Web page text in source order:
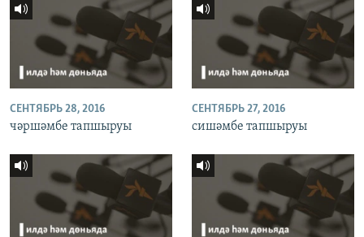
СЕНТЯБРЬ 28, 2016
чәршәмбе тапшыруы
СЕНТЯБРЬ 27, 2016
сишәмбе тапшыруы